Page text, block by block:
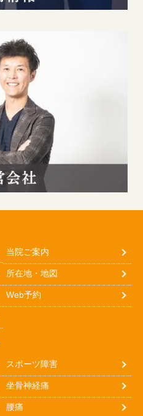
当院ご案内
所在地・地図
Web予約
スポーツ障害
坐骨神経痛
腰痛